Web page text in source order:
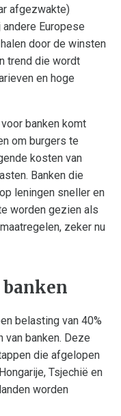
afgezwakte)
Europese
door de winsten
trend die wordt
en hoge
banken komt
om burgers te
kosten van
Banken die
leningen sneller en
worden gezien als
zeker nu
belasting van 40%
banken. Deze
die afgelopen
Tsjechië en
worden